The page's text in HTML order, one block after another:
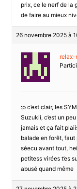
prix, ce le nerf de la
de faire au mieux
26 novembre 2025 à
relax-
:p c’est clair, les
Suzukii, c’est un
jamais et ça fait
balade en forêt,
séecu avant tout,
petitess virées t’es
abusé quand même